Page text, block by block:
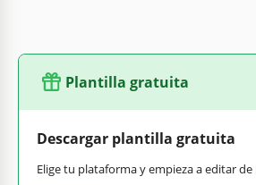
Plantilla gratuita
Descargar plantilla gratuita
Elige tu plataforma y empieza a editar